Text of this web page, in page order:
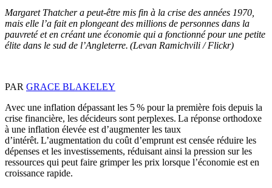
Margaret Thatcher a peut-être mis fin à la crise des années 1970,
mais elle l’a fait en plongeant des millions de personnes dans la
pauvreté et en créant une économie qui a fonctionné pour une petite
élite dans le sud de l’Angleterre. (Levan Ramichvili / Flickr)
PAR GRACE BLAKELEY
Avec une inflation dépassant les 5 % pour la première fois depuis la
crise financière, les décideurs sont perplexes. La réponse orthodoxe
à une inflation élevée est d’augmenter les taux
d’intérêt. L’augmentation du coût d’emprunt est censée réduire les
dépenses et les investissements, réduisant ainsi la pression sur les
ressources qui peut faire grimper les prix lorsque l’économie est en
croissance rapide.